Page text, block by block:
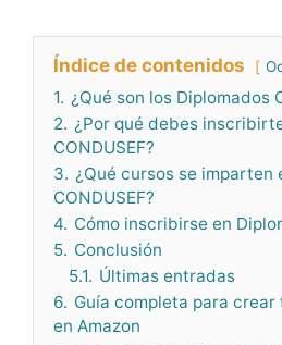
Índice de contenidos
1. ¿Qué son los Diplomados
2. ¿Por qué debes
CONDUSEF?
3. ¿Qué cursos se imparten
CONDUSEF?
4. Cómo inscribirse en
5. Conclusión
5.1. Últimas entradas
6. Guía completa para
en Amazon